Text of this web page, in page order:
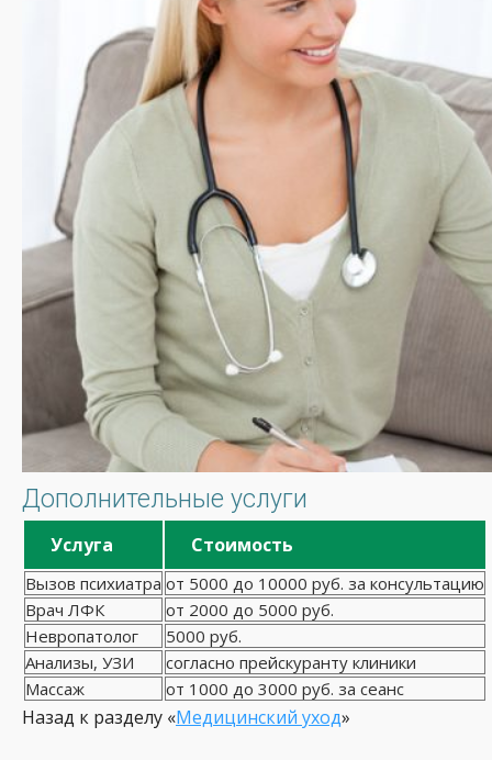
Дополнительные услуги
Услуга Стоимость
Вызов психиатра от 5000 до 10000 руб. за консультацию
Врач ЛФК
от 2000 до 5000 руб.
Невропатолог
5000 руб.
Анализы, УЗИ
согласно прейскуранту клиники
Массаж
от 1000 до 3000 руб. за сеанс
Назад к разделу «Медицинский уход»